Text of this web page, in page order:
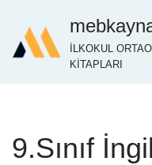
İçeriğe
geç
İLKOKUL
KİTAPLARI
9.Sınıf